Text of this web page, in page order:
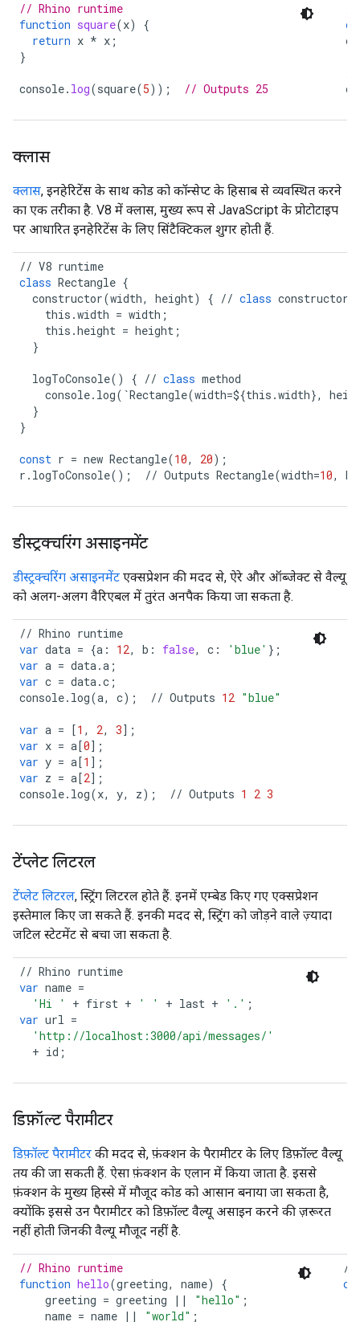
// Rhino runtime
function square(x)
{
return x * x ;
}
console. log(square(5)); // Outputs 25
क्लास
क्लास, इनहेरिटेंस के साथ कोड को कॉन्सेप्ट के हिसाब से व्यवस्थित करने
का एक तरीका है. V8 में क्लास, मुख्य रूप से JavaScript के प्रोटोटाइप
पर आधारित इनहेरिटेंस के लिए सिंटैक्टिकल शुगर होती हैं.
// V8 runtime
class Rectangle {
constructor(width, height) { // class constructor
this .width = width ;
this .height = height ;
}
logToConsole() { // class method
console. log( `Rectangle(width=${this .width},
}
}
const r = new Rectangle(10, 20);
r . logToConsole(); // Outputs Rectangle(width=10,
डीस्ट्रक्चरिंग असाइनमेंट
डीस्ट्रक्चरिंग असाइनमेंट एक्सप्रेशन की मदद से, ऐरे और ऑब्जेक्ट से वैल्यू
को अलग-अलग वैरिएबल में तुरंत अनपैक किया जा सकता है.
// Rhino runtime
var data = {a : 12, b : false, c : 'blue' };
var a = data.a ;
var c = data.c ;
console. log(a, c); // Outputs 12 "blue"
var a = [1 , 2, 3];
var x = a[0];
var y = a[1 ];
var z = a[2];
console. log(x, y, z); // Outputs 1 2 3
टेंप्लेट लिटरल
टेंप्लेट लिटरल, स्ट्रिंग लिटरल होते हैं. इनमें एम्बेड किए गए एक्सप्रेशन
इस्तेमाल किए जा सकते हैं. इनकी मदद से, स्ट्रिंग को जोड़ने वाले ज़्यादा
जटिल स्टेटमेंट से बचा जा सकता है.
// Rhino runtime
var name =
'Hi '
+ first + ' ' + last + '.' ;
var url =
'http://localhost:3000/api/messages/'
+ id ;
डिफ़ॉल्ट पैरामीटर
डिफ़ॉल्ट पैरामीटर की मदद से, फ़ंक्शन के पैरामीटर के लिए डिफ़ॉल्ट वैल्यू
तय की जा सकती हैं. ऐसा फ़ंक्शन के एलान में किया जाता है. इससे
फ़ंक्शन के मुख्य हिस्से में मौजूद कोड को आसान बनाया जा सकता है,
क्योंकि इससे उन पैरामीटर को डिफ़ॉल्ट वैल्यू असाइन करने की ज़रूरत
नहीं होती जिनकी वैल्यू मौजूद नहीं है.
// Rhino runtime
function hello(greeting, name)
{
greeting = greeting || "hello" ;
name = name || "world" ;
//